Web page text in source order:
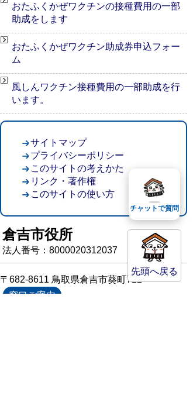
おたふくかぜワクチンの接種費用の一部
助成をします
おたふくかぜワクチン助成券申込フォー
ム
風しんワクチン接種費用の一部助成を行
います。
先頭へ戻る
サイトマップ
プライバシーポリシー
このサイトの考えかた
リンク・著作権
このサイトの使い方
倉吉市役所
法人番号：8000020312037
〒682-8611 鳥取県倉吉市葵町722
窓口ご案内
チャットで質問